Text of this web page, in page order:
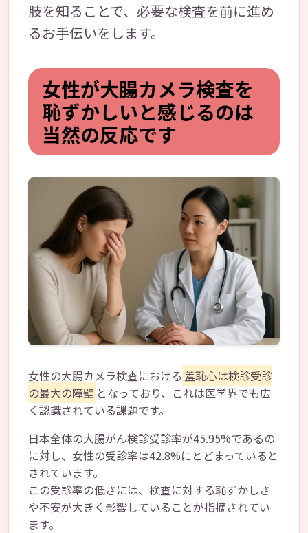
肢を知ることで、必要な検査を前に進め
るお手伝いをします。
女性が大腸カメラ検査を
恥ずかしいと感じるのは
当然の反応です
女性の大腸カメラ検査における 羞恥心は検診受診
の最大の障壁 となっており、これは医学界でも広
く認識されている課題です。
日本全体の大腸がん検診受診率が45.95%であるの
に対し、女性の受診率は42.8%にとどまっていると
されています。
この受診率の低さには、検査に対する恥ずかしさ
や不安が大きく影響していることが指摘されてい
ます。